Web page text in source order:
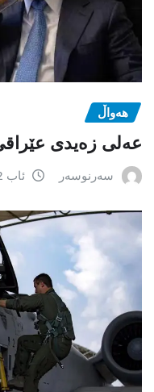
هەواڵ
عەلی زەیدی
سەرنوسەر ئاب 2, 2026